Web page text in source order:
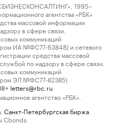
1995–
агентства «РБК»
массовой информации
в сфере связи,
коммуникаций
ИА №ФС77-63848) и сетевого
средства массовой
по надзору в сфере связи,
коммуникаций
ЭЛ №ФС77-82385)
letters@rbc.ru
агентство «РБК».
Санкт-Петербургская биржа
Cbonds.